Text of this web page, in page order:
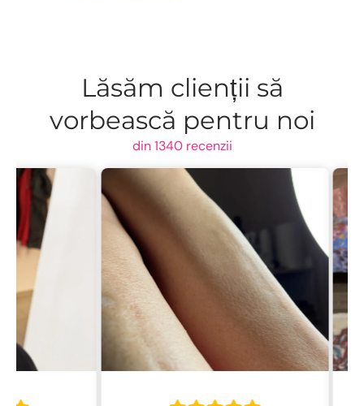
Lăsăm clienții să
vorbească pentru noi
din 1340 recenzii